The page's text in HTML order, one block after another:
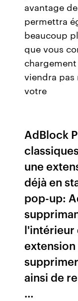
avantage
permettra
beaucoup
que vous
viendra pas
votre
AdBlock
une
déjà en
pop-up:
l'intérieur
ainsi de
…